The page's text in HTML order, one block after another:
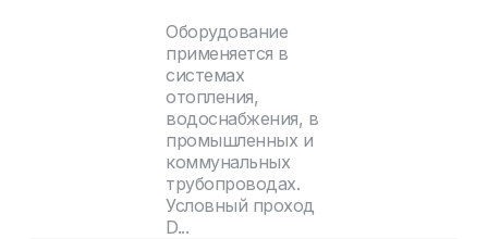
Оборудование
применяется в
системах
отопления,
водоснабжения, в
промышленных и
коммунальных
трубопроводах.
Условный проход
D...